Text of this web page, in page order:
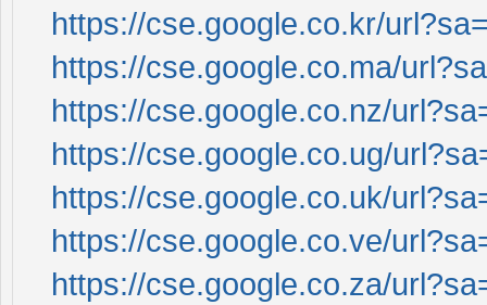
https://cse.google.co.kr/
https://cse.google.co.ma/
https://cse.google.co.nz/
https://cse.google.co.ug/
https://cse.google.co.uk/
https://cse.google.co.ve/
https://cse.google.co.za/